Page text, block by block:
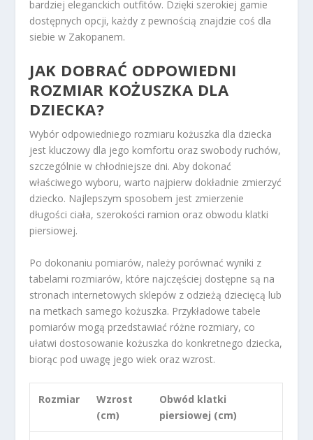
bardziej eleganckich outfitów. Dzięki szerokiej gamie
dostępnych opcji, każdy z pewnością znajdzie coś dla
siebie w Zakopanem.
JAK DOBRAĆ ODPOWIEDNI
ROZMIAR KOŻUSZKA DLA
DZIECKA?
Wybór odpowiedniego rozmiaru kożuszka dla dziecka
jest kluczowy dla jego komfortu oraz swobody ruchów,
szczególnie w chłodniejsze dni. Aby dokonać
właściwego wyboru, warto najpierw dokładnie zmierzyć
dziecko. Najlepszym sposobem jest zmierzenie
długości ciała, szerokości ramion oraz obwodu klatki
piersiowej.
Po dokonaniu pomiarów, należy porównać wyniki z
tabelami rozmiarów, które najczęściej dostępne są na
stronach internetowych sklepów z odzieżą dziecięcą lub
na metkach samego kożuszka. Przykładowe tabele
pomiarów mogą przedstawiać różne rozmiary, co
ułatwi dostosowanie kożuszka do konkretnego dziecka,
biorąc pod uwagę jego wiek oraz wzrost.
Rozmiar
Wzrost
(cm)
Obwód klatki
piersiowej (cm)